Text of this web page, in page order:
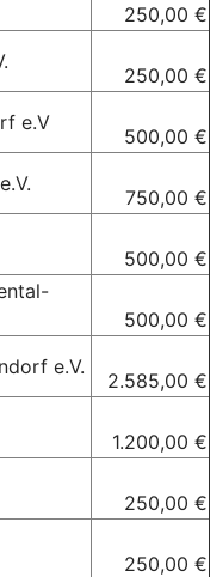
250,00 €
250,00 €
e.V
500,00 €
750,00 €
500,00 €
500,00 €
e.V.
2.585,00 €
1.200,00 €
250,00 €
250,00 €